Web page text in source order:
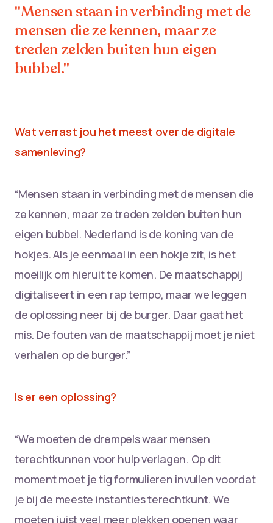
"Mensen staan in verbinding met de
mensen die ze kennen, maar ze
treden zelden buiten hun eigen
bubbel."
Wat verrast jou het meest over de digitale
samenleving?
“Mensen staan in verbinding met de mensen die
ze kennen, maar ze treden zelden buiten hun
eigen bubbel. Nederland is de koning van de
hokjes. Als je eenmaal in een hokje zit, is het
moeilijk om hieruit te komen. De maatschappij
digitaliseert in een rap tempo, maar we leggen
de oplossing neer bij de burger. Daar gaat het
mis. De fouten van de maatschappij moet je niet
verhalen op de burger.”
Is er een oplossing?
“We moeten de drempels waar mensen
terechtkunnen voor hulp verlagen. Op dit
moment moet je tig formulieren invullen voordat
je bij de meeste instanties terechtkunt. We
moeten juist veel meer plekken openen waar